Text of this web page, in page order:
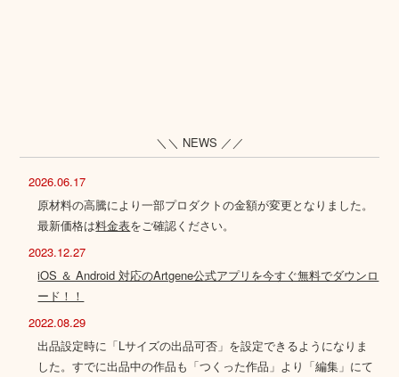
＼＼ NEWS ／／
2026.06.17
原材料の高騰により一部プロダクトの金額が変更となりました。
最新価格は料金表をご確認ください。
2023.12.27
iOS ＆ Android 対応のArtgene公式アプリを今すぐ無料でダウンロ
ード！！
2022.08.29
出品設定時に「Lサイズの出品可否」を設定できるようになりま
した。すでに出品中の作品も「つくった作品」より「編集」にて